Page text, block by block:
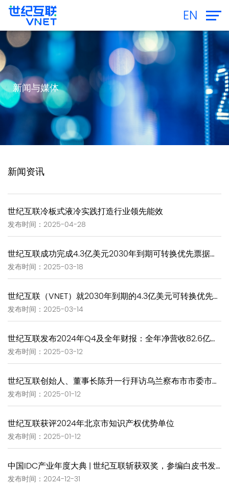
EN
新闻与媒体
新闻资讯
世纪互联冷板式液冷实践打造行业领先能效
发布时间：2025-04-28
发布时间：2025-03-18
发布时间：2025-03-14
发布时间：2025-03-12
发布时间：2025-01-12
世纪互联获评2024年北京市知识产权优势单位
发布时间：2025-01-12
发布时间：2024-12-31